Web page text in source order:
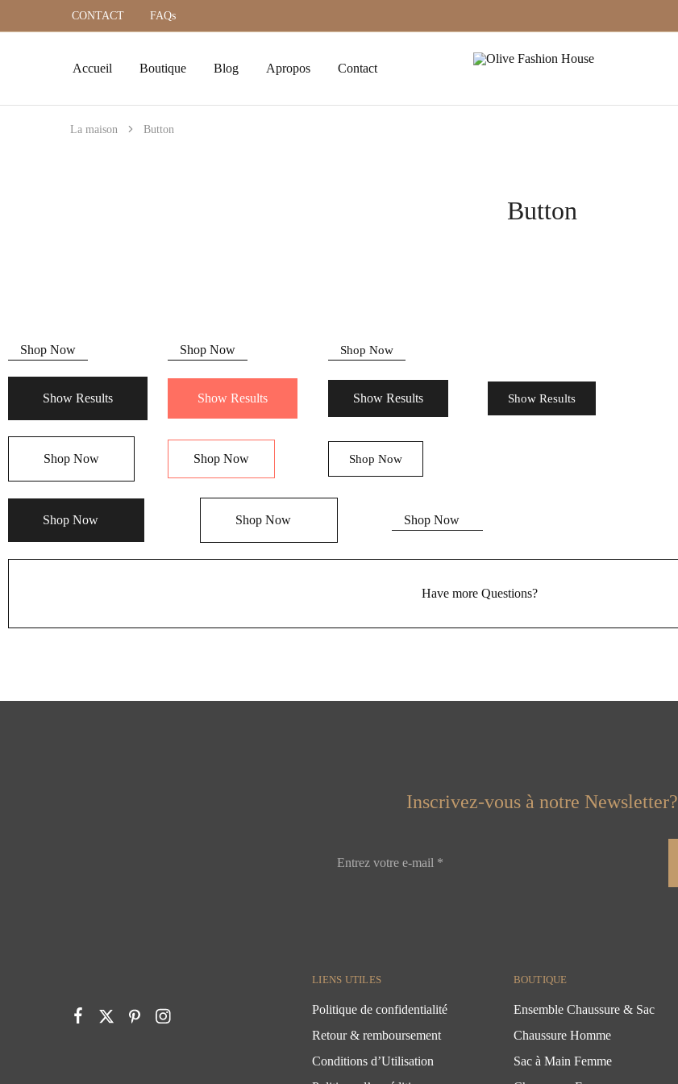
CONTACT FAQs
Accueil Boutique Blog Apropos Contact
La maison Button
Button
Shop Now Shop Now Shop Now
Show Results Show Results Show Results Show Results
Shop Now Shop Now Shop Now
Shop Now Shop Now Shop Now
Have more Questions?
Inscrivez-vous à notre Newsletter?
LIENS UTILES
Politique de confidentialité
Retour & remboursement
Conditions d’Utilisation
BOUTIQUE
Ensemble Chaussure & Sac
Chaussure Homme
Sac à Main Femme